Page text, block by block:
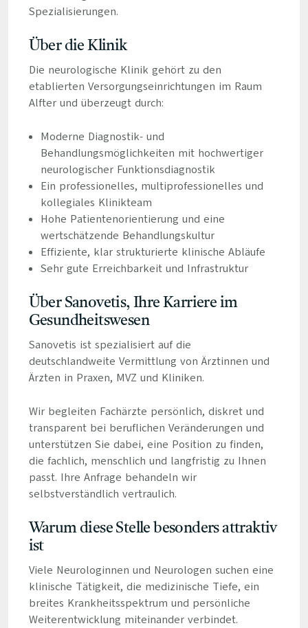
Spezialisierungen.
Über die Klinik
Die neurologische Klinik gehört zu den
etablierten Versorgungseinrichtungen im Raum
Alfter und überzeugt durch:
Moderne Diagnostik- und
Behandlungsmöglichkeiten mit hochwertiger
neurologischer Funktionsdiagnostik
Ein professionelles, multiprofessionelles und
kollegiales Klinikteam
Hohe Patientenorientierung und eine
wertschätzende Behandlungskultur
Effiziente, klar strukturierte klinische Abläufe
Sehr gute Erreichbarkeit und Infrastruktur
Über Sanovetis, Ihre Karriere im
Gesundheitswesen
Sanovetis ist spezialisiert auf die
deutschlandweite Vermittlung von Ärztinnen und
Ärzten in Praxen, MVZ und Kliniken.
Wir begleiten Fachärzte persönlich, diskret und
transparent bei beruflichen Veränderungen und
unterstützen Sie dabei, eine Position zu finden,
die fachlich, menschlich und langfristig zu Ihnen
passt. Ihre Anfrage behandeln wir
selbstverständlich vertraulich.
Warum diese Stelle besonders attraktiv
ist
Viele Neurologinnen und Neurologen suchen eine
klinische Tätigkeit, die medizinische Tiefe, ein
breites Krankheitsspektrum und persönliche
Weiterentwicklung miteinander verbindet.